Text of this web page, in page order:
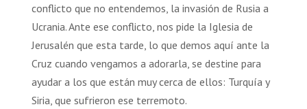
conflicto que no entendemos, la invasión de Rusia a
Ucrania. Ante ese conflicto, nos pide la Iglesia de
Jerusalén que esta tarde, lo que demos aquí ante la
Cruz cuando vengamos a adorarla, se destine para
ayudar a los que están muy cerca de ellos: Turquía y
Siria, que sufrieron ese terremoto.